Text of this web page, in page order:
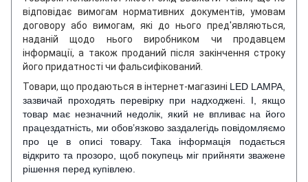
відповідає вимогам нормативних документів, умовам
договору або вимогам, які до нього пред'являються,
наданій щодо нього виробником чи продавцем
інформації, а також проданий після закінчення строку
його придатності чи фальсифікований.
Товари, що продаються в інтернет-магазині LED LAMPA,
зазвичай проходять перевірку при надходжені. І, якщо
товар має незначний недолік, який не впливає на його
працездатність, ми обов’язково заздалегідь повідомляємо
про це в описі товару. Така інформація подається
відкрито та прозоро, щоб покупець міг прийняти зважене
рішення перед купівлею.